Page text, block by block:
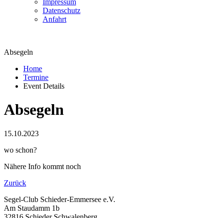
Impressum
Datenschutz
Anfahrt
Absegeln
Home
Termine
Event Details
Absegeln
15.10.2023
wo schon?
Nähere Info kommt noch
Zurück
Segel-Club Schieder-Emmersee e.V.
Am Staudamm 1b